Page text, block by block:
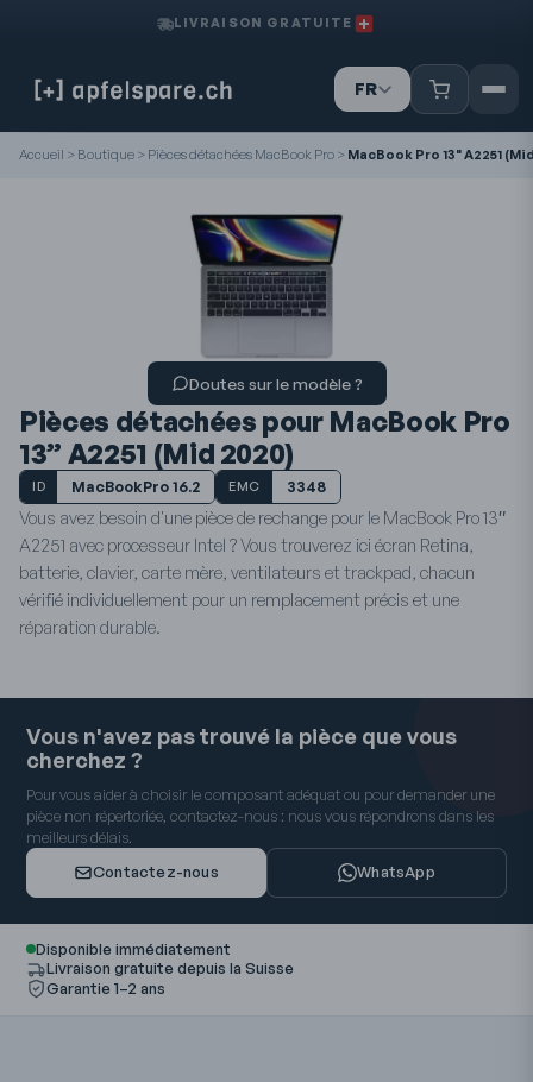
LIVRAISON GRATUITE
FR
DE
Accueil > Boutique > Pièces détachées MacBook Pro > MacBook Pro 13" A2251
Doutes sur le modèle ?
Pièces détachées pour MacBook Pro
13” A2251 (Mid 2020)
ID MacBookPro 16.2 EMC 3348
Vous avez besoin d'une pièce de rechange pour le MacBook Pro 13″
A2251 avec processeur Intel ? Vous trouverez ici écran Retina,
batterie, clavier, carte mère, ventilateurs et trackpad, chacun
vérifié individuellement pour un remplacement précis et une
réparation durable.
Vous n'avez pas trouvé la pièce que vous
cherchez ?
Pour vous aider à choisir le composant adéquat ou pour demander une
pièce non répertoriée, contactez-nous : nous vous répondrons dans les
meilleurs délais.
Contactez-nous
WhatsApp
Disponible immédiatement
Livraison gratuite depuis la Suisse
Garantie 1–2 ans